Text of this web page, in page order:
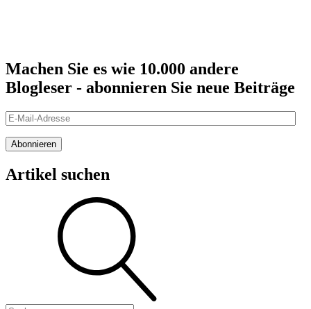
Machen Sie es wie 10.000 andere
Blogleser - abonnieren Sie neue Beiträge
E-
Mail-
Adresse
Abonnieren
Artikel suchen